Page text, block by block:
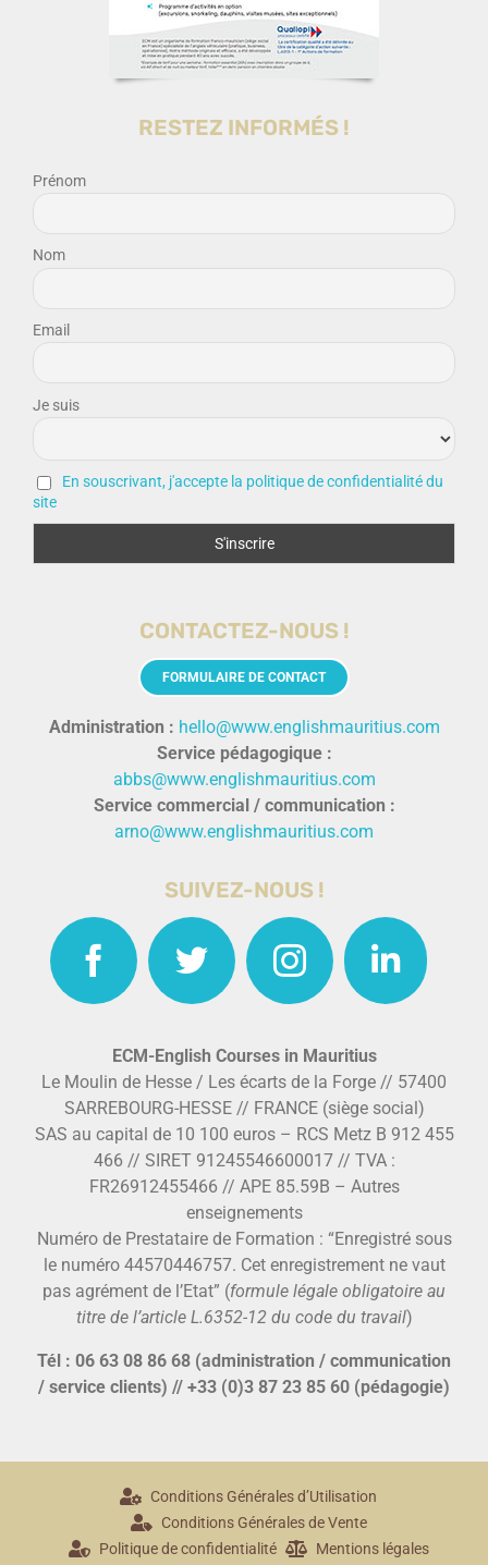
RESTEZ INFORMÉS !
Prénom
Nom
Email
Je suis
En souscrivant, j'accepte la politique de confidentialité du
site
CONTACTEZ-NOUS !
FORMULAIRE DE CONTACT
Administration : hello@www.englishmauritius.com
Service pédagogique :
abbs@www.englishmauritius.com
Service commercial / communication :
arno@www.englishmauritius.com
SUIVEZ-NOUS !
ECM-English Courses in Mauritius
Le Moulin de Hesse / Les écarts de la Forge // 57400
SARREBOURG-HESSE // FRANCE (siège social)
SAS au capital de 10 100 euros – RCS Metz B 912 455
466 // SIRET 91245546600017 // TVA :
FR26912455466 // APE 85.59B – Autres
enseignements
Numéro de Prestataire de Formation : “Enregistré sous
le numéro 44570446757. Cet enregistrement ne vaut
pas agrément de l’Etat” (formule légale obligatoire au
titre de l’article L.6352-12 du code du travail)
Tél : 06 63 08 86 68 (administration / communication
/ service clients) // +33 (0)3 87 23 85 60 (pédagogie)
Conditions Générales d’Utilisation
Conditions Générales de Vente
Politique de confidentialité
Mentions légales